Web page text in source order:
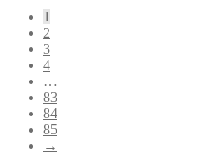
1
2
3
4
…
83
84
85
→